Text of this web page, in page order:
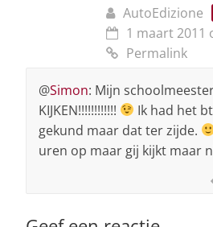
AutoEdizione
1 maart 2011
Permalink
@Simon: Mijn
KIJKEN!!!!!!!!!!!!
Ik had het
gekund maar dat ter zijde.
uren op maar gij kijkt maar